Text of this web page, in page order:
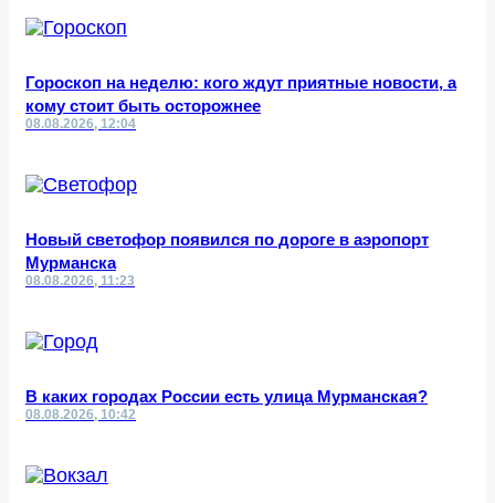
Гороскоп на неделю: кого ждут приятные новости, а
кому стоит быть осторожнее
08.08.2026, 12:04
Новый светофор появился по дороге в аэропорт
Мурманска
08.08.2026, 11:23
В каких городах России есть улица Мурманская?
08.08.2026, 10:42